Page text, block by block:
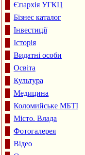
Єпархія УГКЦ
Бізнес каталог
Інвестиції
Історія
Видатні особи
Освіта
Культура
Медицина
Коломийське МБТІ
Місто. Влада
Фотогалерея
Відео